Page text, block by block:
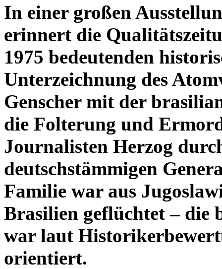
In einer großen
erinnert die
1975 bedeutenden
Unterzeichnung des
Genscher mit der
die Folterung und
Journalisten Herzog
deutschstämmigen
Familie war aus
Brasilien geflüchtet –
war laut
orientiert.